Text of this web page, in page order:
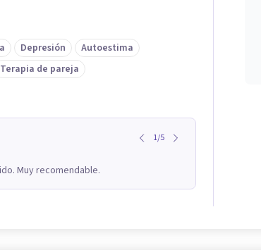
Depresión
Autoestima
Terapia de pareja
1/5
Muy recomendable.